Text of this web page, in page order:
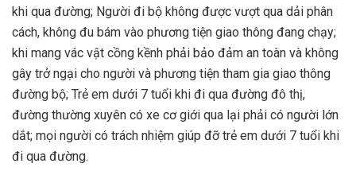
khi qua đường; Người đi bộ không được vượt qua dải phân
cách, không đu bám vào phương tiện giao thông đang chạy;
khi mang vác vật cồng kềnh phải bảo đảm an toàn và không
gây trở ngại cho người và phương tiện tham gia giao thông
đường bộ; Trẻ em dưới 7 tuổi khi đi qua đường đô thị,
đường thường xuyên có xe cơ giới qua lại phải có người lớn
dắt; mọi người có trách nhiệm giúp đỡ trẻ em dưới 7 tuổi khi
đi qua đường.